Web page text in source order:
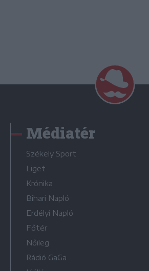
Médiatér
Székely Sport
Liget
Krónika
Bihari Napló
Erdélyi Napló
Főtér
Nőileg
Rádió GaGa